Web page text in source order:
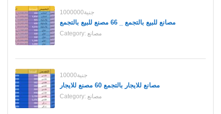
1000000جنية
مصانع للبيع بالتجمع _ 66 مصنع للبيع بالتجمع
Category: مصانع
10000جنية
مصانع للايجار بالتجمع 60 مصنع للايجار
Category: مصانع